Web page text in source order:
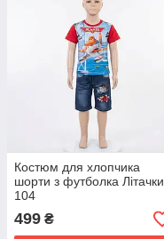
Костюм для хлопчика
шорти з футболка Літачки
104
499 ₴